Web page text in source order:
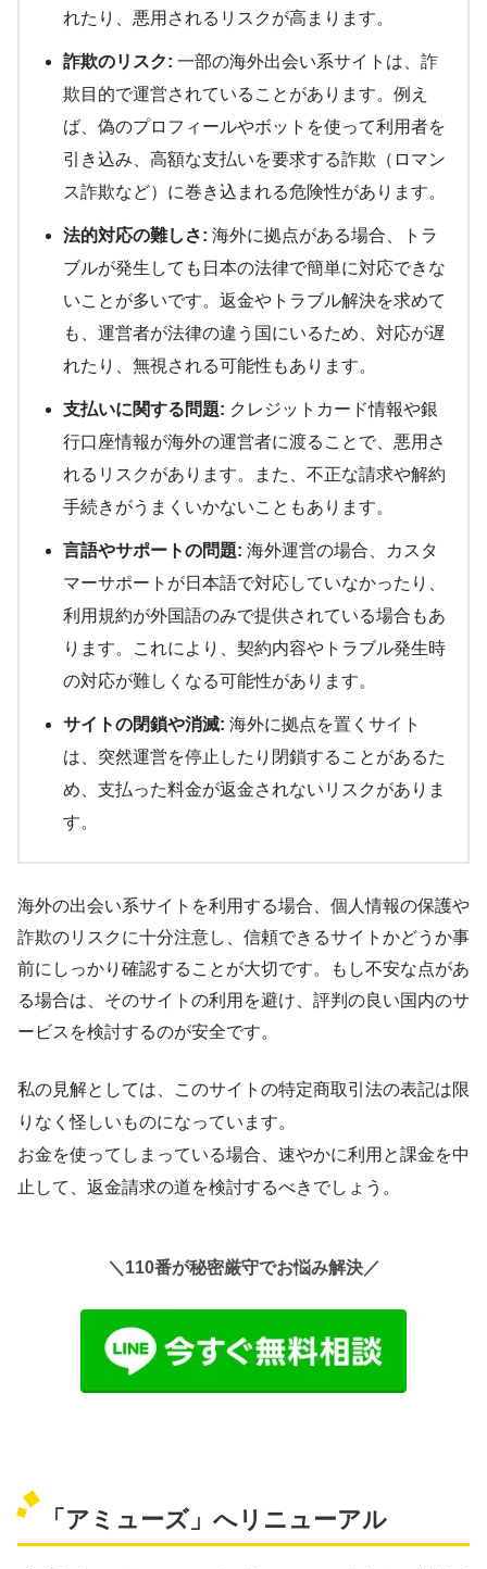
れたり、悪用されるリスクが高まります。
詐欺のリスク: 一部の海外出会い系サイトは、詐
欺目的で運営されていることがあります。例え
ば、偽のプロフィールやボットを使って利用者を
引き込み、高額な支払いを要求する詐欺（ロマン
ス詐欺など）に巻き込まれる危険性があります。
法的対応の難しさ: 海外に拠点がある場合、トラ
ブルが発生しても日本の法律で簡単に対応できな
いことが多いです。返金やトラブル解決を求めて
も、運営者が法律の違う国にいるため、対応が遅
れたり、無視される可能性もあります。
支払いに関する問題: クレジットカード情報や銀
行口座情報が海外の運営者に渡ることで、悪用さ
れるリスクがあります。また、不正な請求や解約
手続きがうまくいかないこともあります。
言語やサポートの問題: 海外運営の場合、カスタ
マーサポートが日本語で対応していなかったり、
利用規約が外国語のみで提供されている場合もあ
ります。これにより、契約内容やトラブル発生時
の対応が難しくなる可能性があります。
サイトの閉鎖や消滅: 海外に拠点を置くサイト
は、突然運営を停止したり閉鎖することがあるた
め、支払った料金が返金されないリスクがありま
す。
海外の出会い系サイトを利用する場合、個人情報の保護や
詐欺のリスクに十分注意し、信頼できるサイトかどうか事
前にしっかり確認することが大切です。もし不安な点があ
る場合は、そのサイトの利用を避け、評判の良い国内のサ
ービスを検討するのが安全です。
私の見解としては、このサイトの特定商取引法の表記は限
りなく怪しい ものになっています。
お金を使ってしまっている場合、速やかに利用と課金を中
止して、返金請求の道を検討するべきでしょう。
＼110番が秘密厳守でお悩み解決／
「アミューズ」へリニューアル